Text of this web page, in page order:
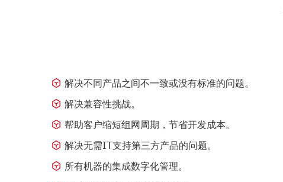
解决不同产品之间不一致或没有标准的问题。
解决兼容性挑战。
帮助客户缩短组网周期，节省开发成本。
解决无需IT支持第三方产品的问题。
所有机器的集成数字化管理。